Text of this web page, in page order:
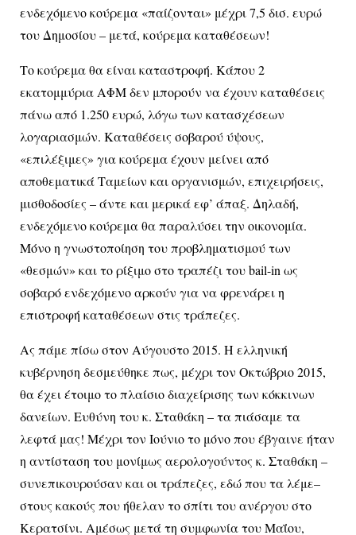
ενδεχόμενο κούρεμα «παίζονται» μέχρι 7,5 δισ. ευρώ
του Δημοσίου – μετά, κούρεμα καταθέσεων!
Το κούρεμα θα είναι καταστροφή. Κάπου 2
εκατομμύρια ΑΦΜ δεν μπορούν να έχουν καταθέσεις
πάνω από 1.250 ευρώ, λόγω των κατασχέσεων
λογαριασμών. Καταθέσεις σοβαρού ύψους,
«επιλέξιμες» για κούρεμα έχουν μείνει από
αποθεματικά Ταμείων και οργανισμών, επιχειρήσεις,
μισθοδοσίες – άντε και μερικά εφ’ άπαξ. Δηλαδή,
ενδεχόμενο κούρεμα θα παραλύσει την οικονομία.
Μόνο η γνωστοποίηση του προβληματισμού των
«θεσμών» και το ρίξιμο στο τραπέζι του bail-in ως
σοβαρό ενδεχόμενο αρκούν για να φρενάρει η
επιστροφή καταθέσεων στις τράπεζες.
Ας πάμε πίσω στον Αύγουστο 2015. Η ελληνική
κυβέρνηση δεσμεύθηκε πως, μέχρι τον Οκτώβριο 2015,
θα έχει έτοιμο το πλαίσιο διαχείρισης των κόκκινων
δανείων. Ευθύνη του κ. Σταθάκη – τα πιάσαμε τα
λεφτά μας! Μέχρι τον Ιούνιο το μόνο που έβγαινε ήταν
η αντίσταση του μονίμως αερολογούντος κ. Σταθάκη –
συνεπικουρούσαν και οι τράπεζες, εδώ που τα λέμε–
στους κακούς που ήθελαν το σπίτι του ανέργου στο
Κερατσίνι. Αμέσως μετά τη συμφωνία του Μαΐου,